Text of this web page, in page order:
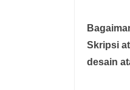
Skripsi
desain